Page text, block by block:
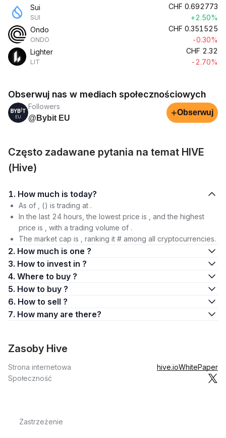
Sui
SUI
CHF 0.692773
+2.50%
Ondo
ONDO
CHF 0.351525
-0.30%
Lighter
LIT
CHF 2.32
-2.70%
Obserwuj nas w mediach społecznościowych
Followers
@Bybit EU
+Obserwuj
Często zadawane pytania na temat HIVE
(Hive)
1. How much is today?
As of , () is trading at .
In the last 24 hours, the lowest price is , and the highest
price is , with a trading volume of .
The market cap is , ranking it # among all cryptocurrencies.
2. How much is one ?
3. How to invest in ?
4. Where to buy ?
5. How to buy ?
6. How to sell ?
7. How many are there?
Zasoby Hive
Strona internetowa hive.ioWhitePaper
Społeczność
Zastrzeżenie